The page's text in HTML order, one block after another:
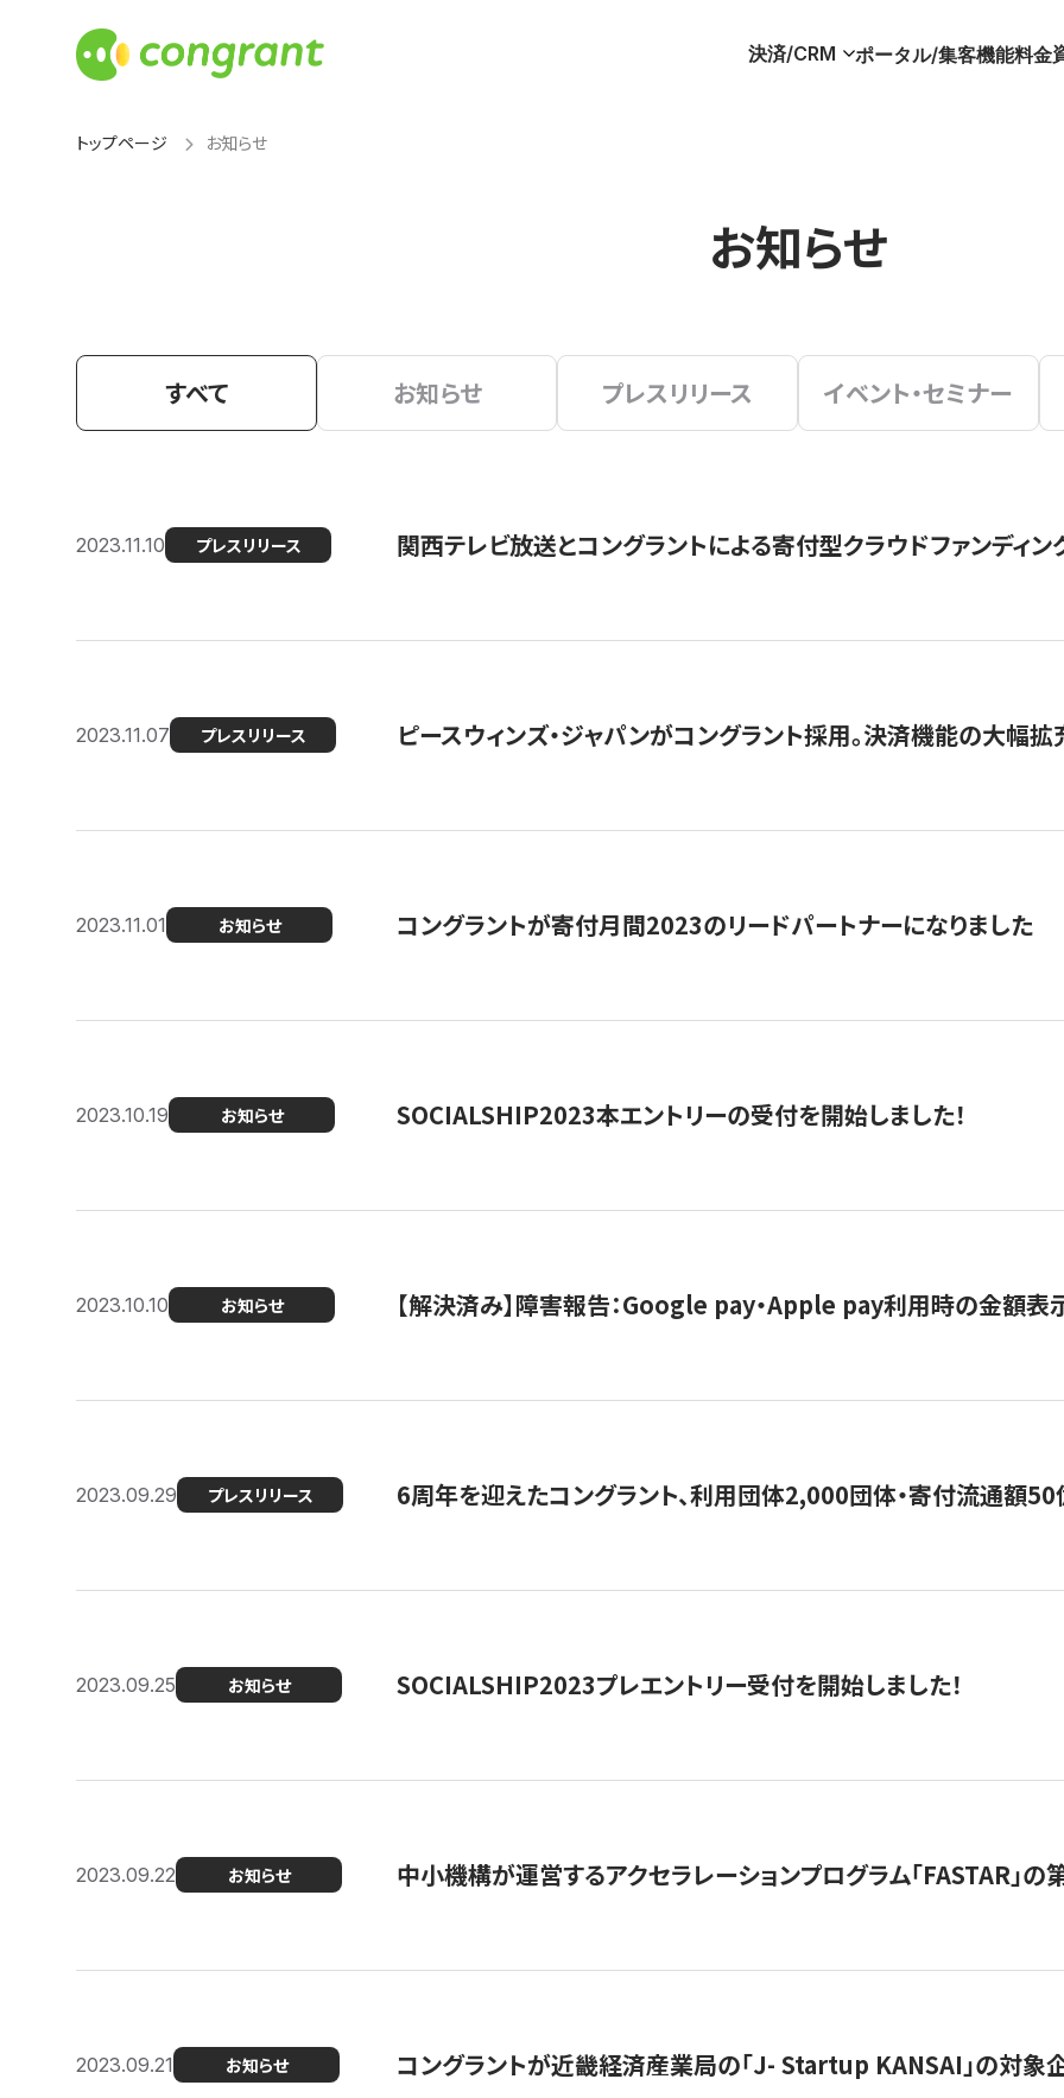
決済/CRM ポータル/集客機能料金
トップページ お知らせ
お知らせ
すべて お知らせ プレスリリース イベント・セミナー
2023.11.10 プレスリリース 関西テレビ放送とコングラントによる寄付型クラウドファンディ
2023.11.07 プレスリリース ピースウィンズ・ジャパンがコングラント採用。決済機能の大幅
2023.11.01 お知らせ コングラントが寄付月間2023のリードパートナーになりました
2023.10.19 お知らせ SOCIALSHIP2023本エントリーの受付を開始しました！
2023.10.10 お知らせ 【解決済み】障害報告：Google pay・Apple pay利用時の金額表
2023.09.29 プレスリリース 6周年を迎えたコングラント、利用団体2,000団体・寄付流通額50
2023.09.25 お知らせ SOCIALSHIP2023プレエントリー受付を開始しました！
2023.09.22 お知らせ 中小機構が運営するアクセラレーションプログラム「FASTAR」
2023.09.21 お知らせ コングラントが近畿経済産業局の「J- Startup KANSAI」の対象